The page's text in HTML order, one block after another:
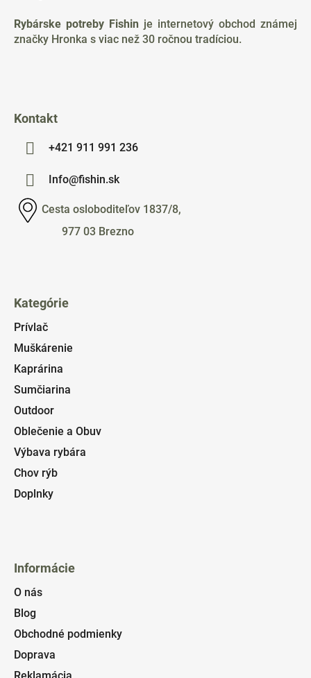
Rybárske potreby Fishin je internetový obchod známej
značky Hronka s viac než 30 ročnou tradíciou.
Kontakt
+421 911 991 236
Info@fishin.sk
Cesta osloboditeľov 1837/8,
977 03 Brezno
Kategórie
Prívlač
Muškárenie
Kaprárina
Sumčiarina
Outdoor
Oblečenie a Obuv
Výbava rybára
Chov rýb
Doplnky
Informácie
O nás
Blog
Obchodné podmienky
Doprava